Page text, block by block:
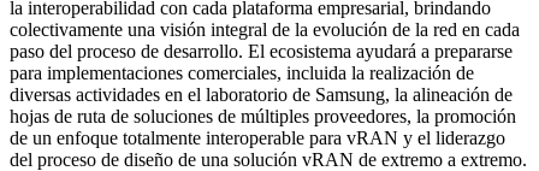
la interoperabilidad con cada plataforma empresarial, brindando
colectivamente una visión integral de la evolución de la red en cada
paso del proceso de desarrollo. El ecosistema ayudará a prepararse
para implementaciones comerciales, incluida la realización de
diversas actividades en el laboratorio de Samsung, la alineación de
hojas de ruta de soluciones de múltiples proveedores, la promoción
de un enfoque totalmente interoperable para vRAN y el liderazgo
del proceso de diseño de una solución vRAN de extremo a extremo.